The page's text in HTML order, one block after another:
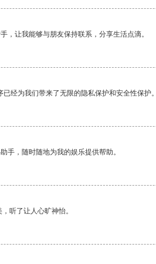
，让我能够与朋友保持联系，分享生活点滴。
已经为我们带来了无限的隐私保护和安全性保护
手，随时随地为我的娱乐提供帮助。
听了让人心旷神怡。